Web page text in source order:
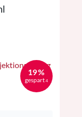
19 %
gespart 4